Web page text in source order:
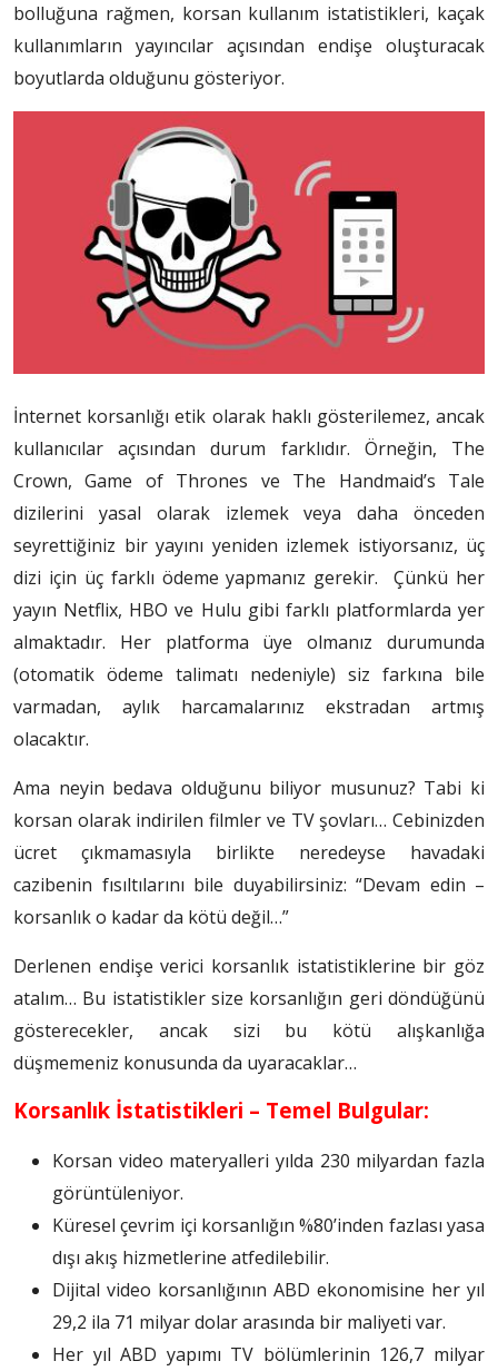
bolluğuna rağmen, korsan kullanım istatistikleri, kaçak
kullanımların yayıncılar açısından endişe oluşturacak
boyutlarda olduğunu gösteriyor.
İnternet korsanlığı etik olarak haklı gösterilemez, ancak
kullanıcılar açısından durum farklıdır. Örneğin, The
Crown, Game of Thrones ve The Handmaid’s Tale
dizilerini yasal olarak izlemek veya daha önceden
seyrettiğiniz bir yayını yeniden izlemek istiyorsanız, üç
dizi için üç farklı ödeme yapmanız gerekir. Çünkü her
yayın Netflix, HBO ve Hulu gibi farklı platformlarda yer
almaktadır. Her platforma üye olmanız durumunda
(otomatik ödeme talimatı nedeniyle) siz farkına bile
varmadan, aylık harcamalarınız ekstradan artmış
olacaktır.
Ama neyin bedava olduğunu biliyor musunuz? Tabi ki
korsan olarak indirilen filmler ve TV şovları… Cebinizden
ücret çıkmamasıyla birlikte neredeyse havadaki
cazibenin fısıltılarını bile duyabilirsiniz: “Devam edin –
korsanlık o kadar da kötü değil…”
Derlenen endişe verici korsanlık istatistiklerine bir göz
atalım… Bu istatistikler size korsanlığın geri döndüğünü
gösterecekler, ancak sizi bu kötü alışkanlığa
düşmemeniz konusunda da uyaracaklar…
Korsanlık İstatistikleri – Temel Bulgular:
Korsan video materyalleri yılda 230 milyardan fazla
görüntüleniyor.
Küresel çevrim içi korsanlığın %80’inden fazlası yasa
dışı akış hizmetlerine atfedilebilir.
Dijital video korsanlığının ABD ekonomisine her yıl
29,2 ila 71 milyar dolar arasında bir maliyeti var.
Her yıl ABD yapımı TV bölümlerinin 126,7 milyar